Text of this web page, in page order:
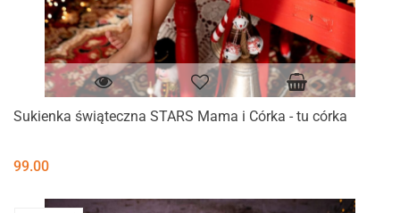
Sukienka świąteczna STARS Mama i Córka - tu córka
99.00